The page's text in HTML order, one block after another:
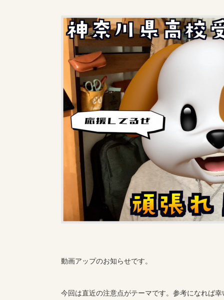
動画アップのお知らせです。
今回は直近の注意点がテーマです。参考になれば